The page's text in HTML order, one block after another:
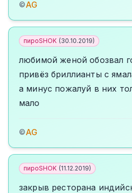
©AG
пироSHOK (30.10.2019)
любимой женой обозвал
привёз бриллианты с
а минус пожалуй в них
мало
©AG
пироSHOK (11.12.2019)
закрыв ресторана